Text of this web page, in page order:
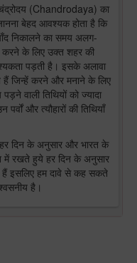
चंद्रोदय (Chandrodaya) का
बेहद आवश्यक होता है कि
निकालने का समय अलग-
के लिए उक्त शहर की
पड़ती है। इसके अलावा
हैं जिन्हें करने और मनाने के लिए
वाली तिथियों को ज्यादा
और त्यौहारों की तिथियाँ
दिन के अनुसार और भारत के
में रखते हुये हर दिन के अनुसार
हैं इसलिए हम दावे से कह सकते
है।